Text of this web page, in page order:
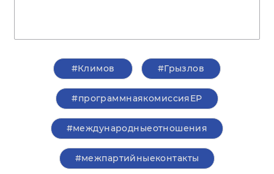
#Климов #Грызлов
#программнаякомиссияЕР
#международныеотношения
#межпартийныеконтакты